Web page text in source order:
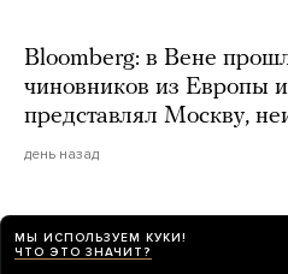
Bloomberg: в Вене
чиновников из Европы
представлял Москву,
день назад
временную защиту
МЫ ИСПОЛЬЗУЕМ КУКИ!
ЧТО ЭТО ЗНАЧИТ?